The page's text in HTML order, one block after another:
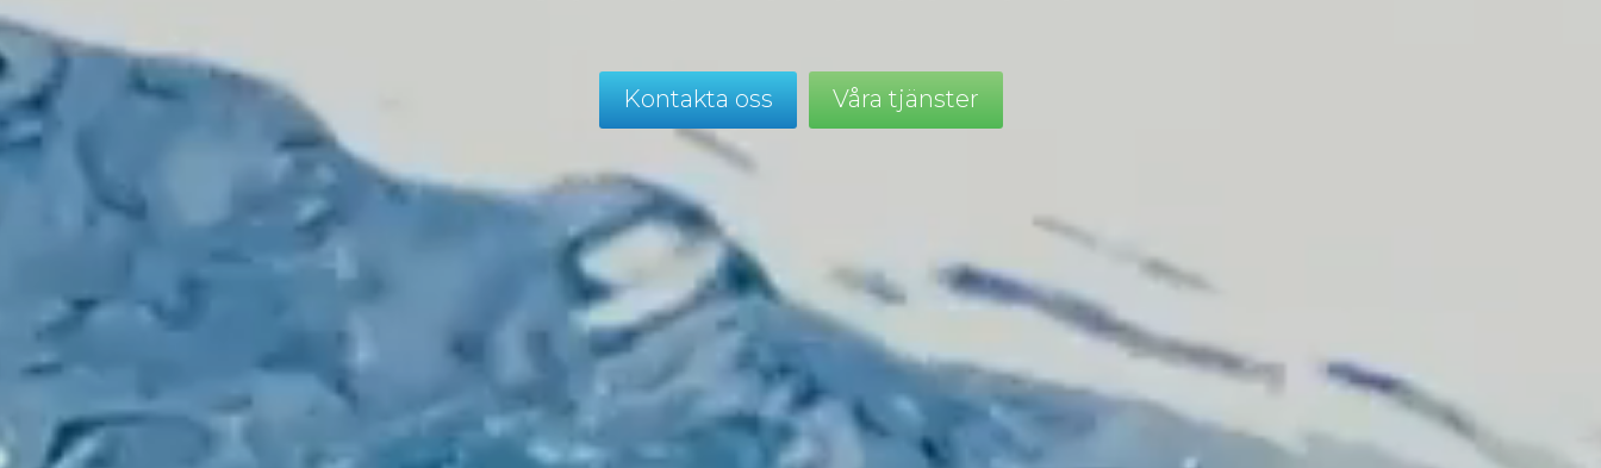
Kontakta oss Våra tjänster